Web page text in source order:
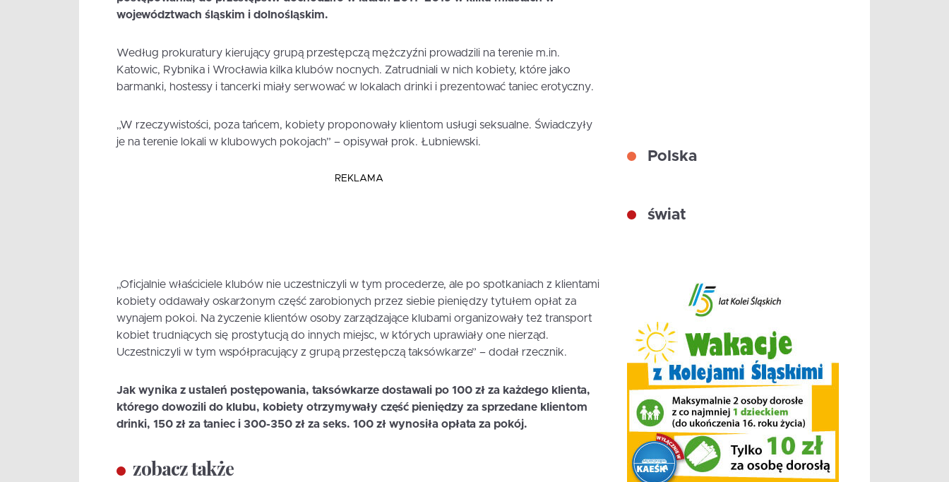
województwach śląskim i dolnośląskim.
Według prokuratury kierujący grupą przestępczą mężczyźni prowadzili na terenie m.in.
Katowic, Rybnika i Wrocławia kilka klubów nocnych. Zatrudniali w nich kobiety, które jako
barmanki, hostessy i tancerki miały serwować w lokalach drinki i prezentować taniec erotyczny.
„W rzeczywistości, poza tańcem, kobiety proponowały klientom usługi seksualne. Świadczyły
je na terenie lokali w klubowych pokojach” – opisywał prok. Łubniewski.
REKLAMA
„Oficjalnie właściciele klubów nie uczestniczyli w tym procederze, ale po spotkaniach z klientami
kobiety oddawały oskarżonym część zarobionych przez siebie pieniędzy tytułem opłat za
wynajem pokoi. Na życzenie klientów osoby zarządzające klubami organizowały też transport
kobiet trudniących się prostytucją do innych miejsc, w których uprawiały one nierząd.
Uczestniczyli w tym współpracujący z grupą przestępczą taksówkarze” – dodał rzecznik.
Jak wynika z ustaleń postępowania, taksówkarze dostawali po 100 zł za każdego klienta,
którego dowozili do klubu, kobiety otrzymywały część pieniędzy za sprzedane klientom
drinki, 150 zł za taniec i 300-350 zł za seks. 100 zł wynosiła opłata za pokój.
zobacz także
Polska
świat